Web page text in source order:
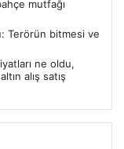
mutfağı
Terörün bitmesi ve
ne oldu,
alış satış